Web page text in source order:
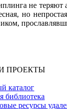
не теряют
но
ПРОЕКТЫ
каталог
библиотека
ресурсы